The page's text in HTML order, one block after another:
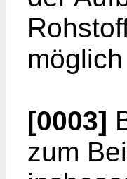
[0003]
zum